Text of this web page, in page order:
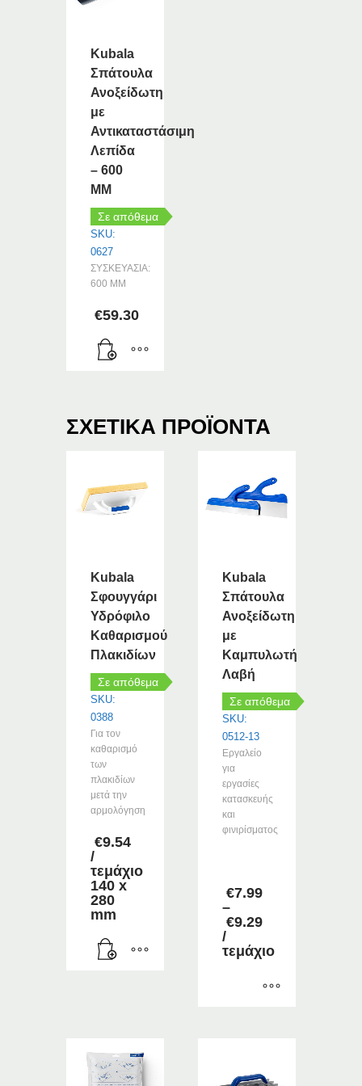
Kubala
Σπάτουλα
Ανοξείδωτη
με
Αντικαταστάσιμη
Λεπίδα
– 600
MM
Σε απόθεμα
SKU:
0627
ΣΥΣΚΕΥΑΣΙΑ:
600 MM
€59.30
ΣΧΕΤΙΚΆ ΠΡΟΪΌΝΤΑ
Kubala
Σφουγγάρι
Υδρόφιλο
Καθαρισμού
Πλακιδίων
Σε απόθεμα
SKU:
0388
Για τον
καθαρισμό
των
πλακιδίων
μετά την
αρμολόγηση
€9.54
/
τεμάχιο
140 x
280
mm
Kubala
Σπάτουλα
Ανοξείδωτη
με
Καμπυλωτή
Λαβή
Σε απόθεμα
SKU:
0512-13
Εργαλείο
για
εργασίες
κατασκευής
και
φινιρίσματος
€7.99
–
€9.29
€7.99
€9.29
/
τεμάχιο